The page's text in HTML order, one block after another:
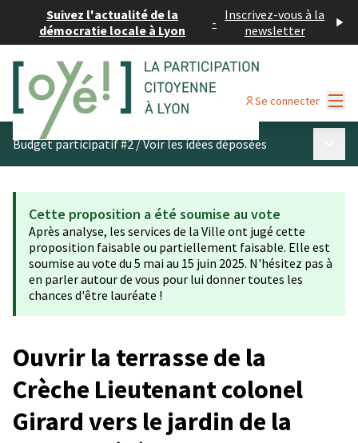
Suivez l'actualité de la
démocratie locale à Lyon
- Inscrivez-vous à la
newsletter
Se connecter
Budget participatif #2/Voir les idées déposées
Cette proposition a été soumise au vote
Après analyse, les services de la Ville ont jugé cette
proposition faisable ou partiellement faisable. Elle est
soumise au vote du 5 mai au 15 juin 2025. N'hésitez pas à
en parler autour de vous pour lui donner toutes les
chances d'être lauréate !
Ouvrir la terrasse de la
Crèche Lieutenant colonel
Girard vers le jardin de la